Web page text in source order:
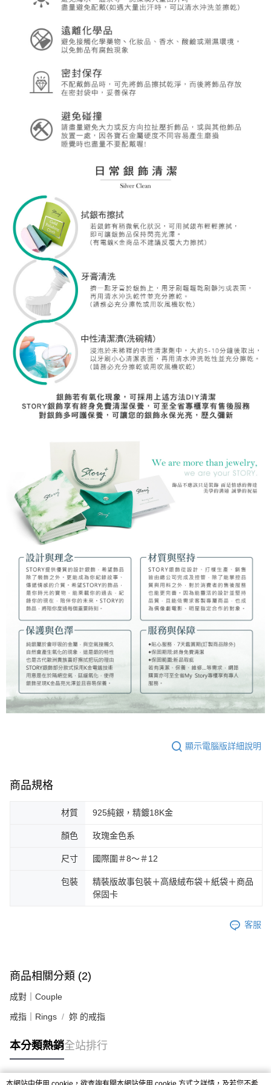
顯示電腦版詳細說明
商品規格
材質 925純銀，精鍍18K金
顏色 玫瑰金色系
尺寸 國際圍＃8～＃12
包裝
精裝版故事包裝＋高級絨布袋＋紙袋＋商品
保固卡
客服
商品相關分類 (2)
成對｜Couple
戒指｜Rings 妳 的戒指
本分類熱銷全站排行